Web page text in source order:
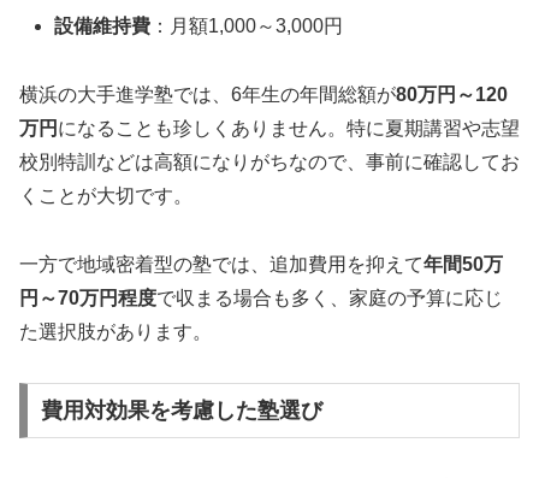
設備維持費 ：月額1,000～3,000円
横浜の大手進学塾では、6年生の年間総額が80万円～120
万円 になることも珍しくありません。特に夏期講習や志望
校別特訓などは高額になりがちなので、事前に確認してお
くことが大切です。
一方で地域密着型の塾では、追加費用を抑えて年間50万
円～70万円程度で収まる場合も多く、家庭の予算に応じ
た選択肢があります。
費用対効果を考慮した塾選び